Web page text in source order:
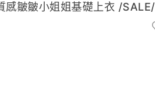
感皺皺小姐姐基礎上衣 /SALE/